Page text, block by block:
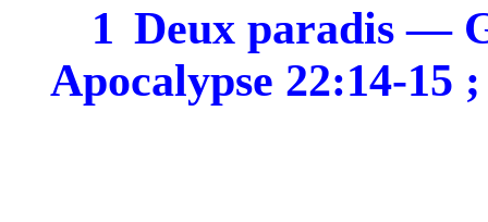
1 Deux paradis —
Apocalypse 22:14-15